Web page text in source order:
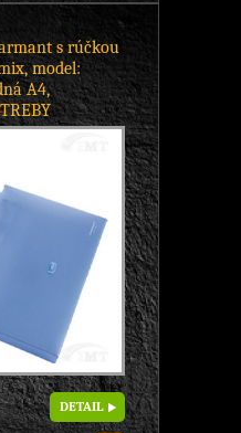
s rúčkou
model:
A4,
DETAIL